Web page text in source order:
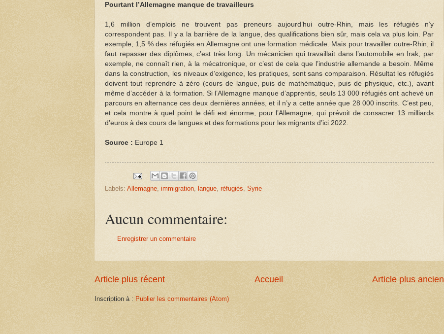
Pourtant l’Allemagne manque de travailleurs
1,6 million d’emplois ne trouvent pas preneurs aujourd’hui outre-Rhin, mais les réfugiés n’y
correspondent pas. Il y a la barrière de la langue, des qualifications bien sûr, mais cela va plus loin. Par
exemple, 1,5 % des réfugiés en Allemagne ont une formation médicale. Mais pour travailler outre-Rhin, il
faut repasser des diplômes, c’est très long. Un mécanicien qui travaillait dans l’automobile en Irak, par
exemple, ne connaît rien, à la mécatronique, or c’est de cela que l’industrie allemande a besoin. Même
dans la construction, les niveaux d’exigence, les pratiques, sont sans comparaison. Résultat les réfugiés
doivent tout reprendre à zéro (cours de langue, puis de mathématique, puis de physique, etc.), avant
même d’accéder à la formation. Si l’Allemagne manque d’apprentis, seuls 13 000 réfugiés ont achevé un
parcours en alternance ces deux dernières années, et il n’y a cette année que 28 000 inscrits. C’est peu,
et cela montre à quel point le défi est énorme, pour l’Allemagne, qui prévoit de consacrer 13 milliards
d’euros à des cours de langues et des formations pour les migrants d’ici 2022.
Source : Europe 1
Labels: Allemagne, immigration, langue, réfugiés, Syrie
Aucun commentaire:
Enregistrer un commentaire
Article plus récent Article plus ancien
Accueil
Inscription à : Publier les commentaires (Atom)